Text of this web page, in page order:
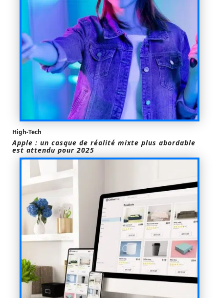
High-Tech
Apple : un casque de réalité mixte plus abordable
est attendu pour 2025